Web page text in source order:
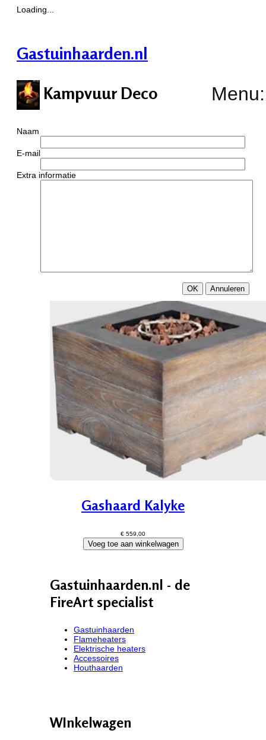
Loading...
Gastuinhaarden.nl
Menu:
Kampvuur Deco
Naam
E-mail
Extra informatie
OK Annuleren
Gashaard Kalyke
€ 559,00
Gastuinhaarden.nl - de
FireArt specialist
Gastuinhaarden
Flameheaters
Elektrische heaters
Accessoires
Houthaarden
WInkelwagen